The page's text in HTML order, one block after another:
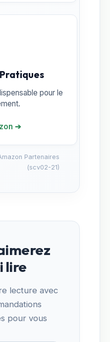
pour le
➔
Partenaires
(scv02-21)
lire
lecture avec
pour vous